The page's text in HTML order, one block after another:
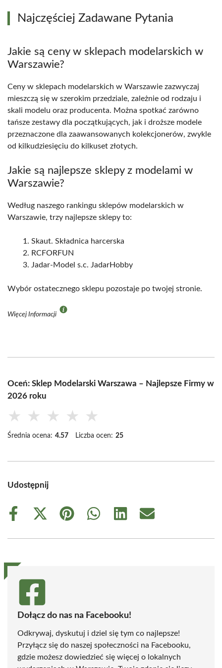
Najczęściej Zadawane Pytania
Jakie są ceny w sklepach modelarskich w
Warszawie?
Ceny w sklepach modelarskich w Warszawie zazwyczaj
mieszczą się w szerokim przedziale, zależnie od rodzaju i
skali modelu oraz producenta. Można spotkać zarówno
tańsze zestawy dla początkujących, jak i droższe modele
przeznaczone dla zaawansowanych kolekcjonerów, zwykle
od kilkudziesięciu do kilkuset złotych.
Jakie są najlepsze sklepy z modelami w
Warszawie?
Według naszego rankingu sklepów modelarskich w
Warszawie, trzy najlepsze sklepy to:
Skaut. Składnica harcerska
RCFORFUN
Jadar-Model s.c. JadarHobby
Wybór ostatecznego sklepu pozostaje po twojej stronie.
Więcej Informacji
Oceń: Sklep Modelarski Warszawa – Najlepsze Firmy w
2026 roku
★ ★ ★ ★ ★
Średnia ocena: 4.57 Liczba ocen: 25
Udostępnij
Share
Share
(Twitter)
Share
Share
Share
Share
Dołącz do nas na Facebooku!
Odkrywaj, dyskutuj i dziel się tym co najlepsze!
Przyłącz się do naszej społeczności na Facebooku,
gdzie możesz dowiedzieć się więcej o lokalnych